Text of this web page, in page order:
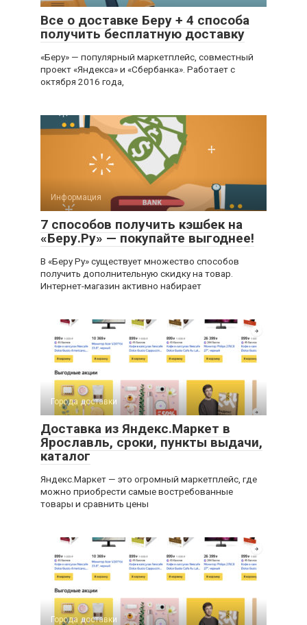
Все о доставке Беру + 4 способа
получить бесплатную доставку
«Беру» — популярный маркетплейс, совместный
проект «Яндекса» и «Сбербанка». Работает с
октября 2016 года,
Информация
7 способов получить кэшбек на
«Беру.Ру» — покупайте выгоднее!
В «Беру Ру» существует множество способов
получить дополнительную скидку на товар.
Интернет-магазин активно набирает
Города доставки
Доставка из Яндекс.Маркет в
Ярославль, сроки, пункты выдачи,
каталог
Яндекс.Маркет — это огромный маркетплейс, где
можно приобрести самые востребованные
товары и сравнить цены
Города доставки